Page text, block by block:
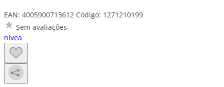
EAN: 4005900713612 Código: 1271210199
Sem avaliações
nivea